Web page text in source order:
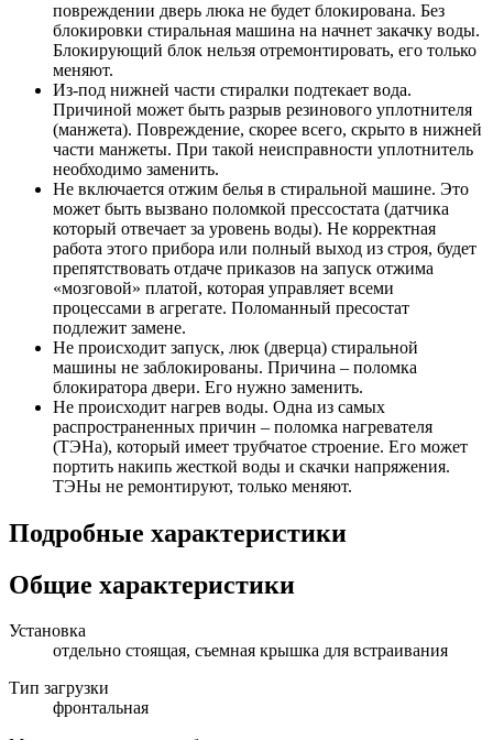
повреждении дверь люка не будет блокирована. Без
блокировки стиральная машина на начнет закачку воды.
Блокирующий блок нельзя отремонтировать, его только
меняют.
Из-под нижней части стиралки подтекает вода.
Причиной может быть разрыв резинового уплотнителя
(манжета). Повреждение, скорее всего, скрыто в нижней
части манжеты. При такой неисправности уплотнитель
необходимо заменить.
Не включается отжим белья в стиральной машине. Это
может быть вызвано поломкой прессостата (датчика
который отвечает за уровень воды). Не корректная
работа этого прибора или полный выход из строя, будет
препятствовать отдаче приказов на запуск отжима
«мозговой» платой, которая управляет всеми
процессами в агрегате. Поломанный пресостат
подлежит замене.
Не происходит запуск, люк (дверца) стиральной
машины не заблокированы. Причина – поломка
блокиратора двери. Его нужно заменить.
Не происходит нагрев воды. Одна из самых
распространенных причин – поломка нагревателя
(ТЭНа), который имеет трубчатое строение. Его может
портить накипь жесткой воды и скачки напряжения.
ТЭНы не ремонтируют, только меняют.
Подробные характеристики
Общие характеристики
Установка
отдельно стоящая, съемная крышка для встраивания
Тип загрузки
фронтальная